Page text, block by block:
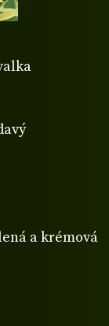
a krémová